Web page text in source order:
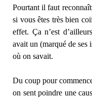
Pourtant il faut
si vous êtes très bien
effet. Ça n’est
avait un (marqué de
où on savait.
Du coup pour
on sent poindre une